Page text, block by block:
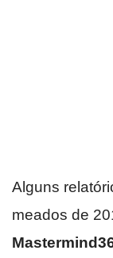
Alguns
meados de